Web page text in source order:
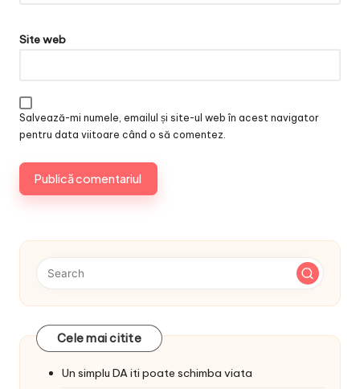
Site web
Salvează-mi numele, emailul și site-ul web în acest navigator
pentru data viitoare când o să comentez.
Cele mai citite
Un simplu DA iti poate schimba viata